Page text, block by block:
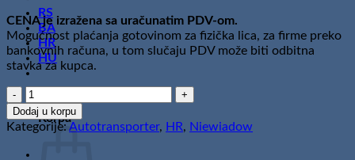
RS
BA
HR
HU
0
Korpa
CENA je izražena sa uračunatim PDV-om.
Mogućnost plaćanja gotovinom za fizička lica, za firme preko
bankovnih računa, u tom slučaju PDV može biti odbitna
stavka za kupca.
Niewiadow
SATURN
4521
Alu-
Dodaj u korpu
Kategorije: Autotransporter, HR, Niewiadow